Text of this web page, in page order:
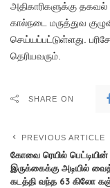
அதிகாரிகளுக்கு
கால்நடை மருத்துவ
செய்யப்பட்டுள்ளது.
தெரியவரும்.
SHARE ON
PREVIOUS ARTICLE
கோவை ரெயில் பெட்டியின்
இருக்கைக்கு அடியில்
கடத்தி வந்த 63 கிலோ